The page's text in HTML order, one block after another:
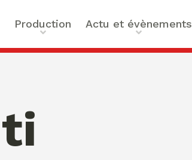
et
Production Actu et évènements
Actualités